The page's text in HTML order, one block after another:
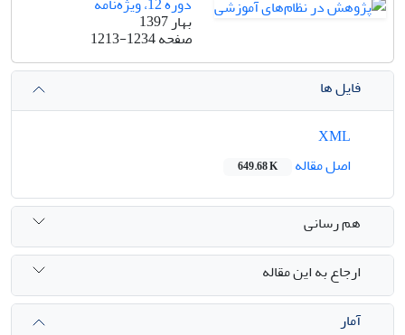
بهار 1397
صفحه1213-1234
فایل ها
اصل مقاله
649.68 K
هم رسانی
ارجاع به این مقاله
آمار